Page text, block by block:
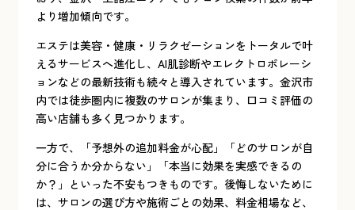
より増加傾向です。
エステは美容・健康・リラクゼーションをトータルで叶
えるサービスへ進化し、AI肌診断やエレクトロポレーシ
ョンなどの最新技術も続々と導入されています。金沢市
内では徒歩圏内に複数のサロンが集まり、口コミ評価の
高い店舗も多く見つかります。
一方で、「予想外の追加料金が心配」「どのサロンが自
分に合うか分からない」「本当に効果を実感できるの
か？」といった不安もつきものです。後悔しないために
は、サロンの選び方や施術ごとの効果、料金相場など、